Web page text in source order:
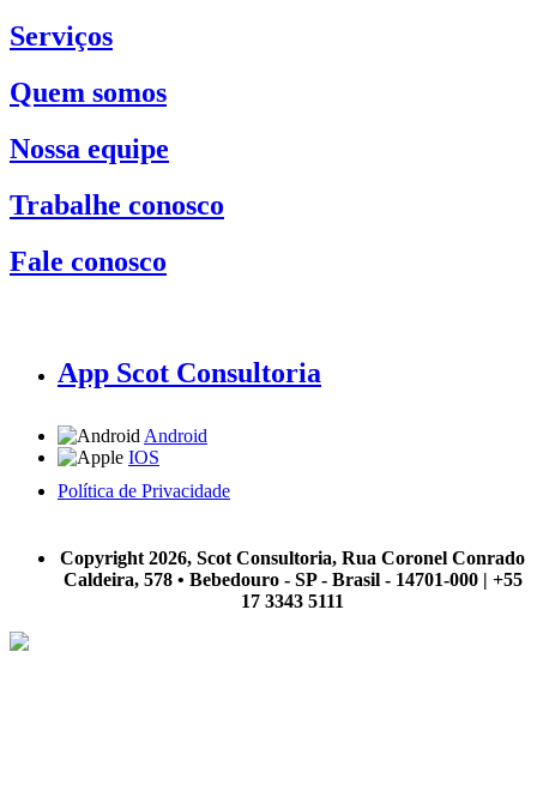
Serviços
Quem somos
Nossa equipe
Trabalhe conosco
Fale conosco
App Scot Consultoria
Android
IOS
Política de Privacidade
Copyright 2026, Scot Consultoria, Rua Coronel Conrado
Caldeira, 578 • Bebedouro - SP - Brasil - 14701-000 | +55
17 3343 5111